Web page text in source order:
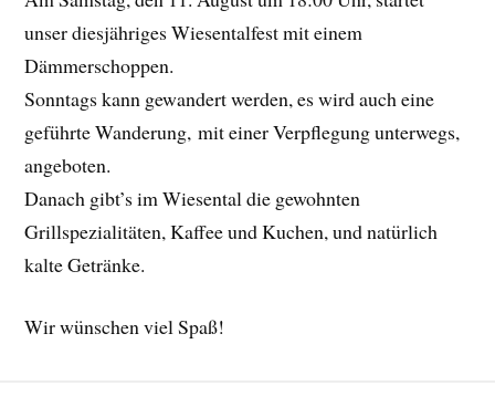
unser diesjähriges Wiesentalfest mit einem
Dämmerschoppen.
Sonntags kann gewandert werden, es wird auch eine
geführte Wanderung, mit einer Verpflegung unterwegs,
angeboten.
Danach gibt’s im Wiesental die gewohnten
Grillspezialitäten, Kaffee und Kuchen, und natürlich
kalte Getränke.
Wir wünschen viel Spaß!